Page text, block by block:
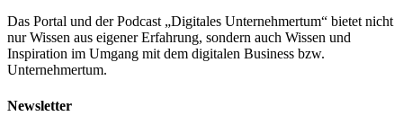
Das Portal und der Podcast „Digitales Unternehmertum“ bietet nicht
nur Wissen aus eigener Erfahrung, sondern auch Wissen und
Inspiration im Umgang mit dem digitalen Business bzw.
Unternehmertum.
Newsletter